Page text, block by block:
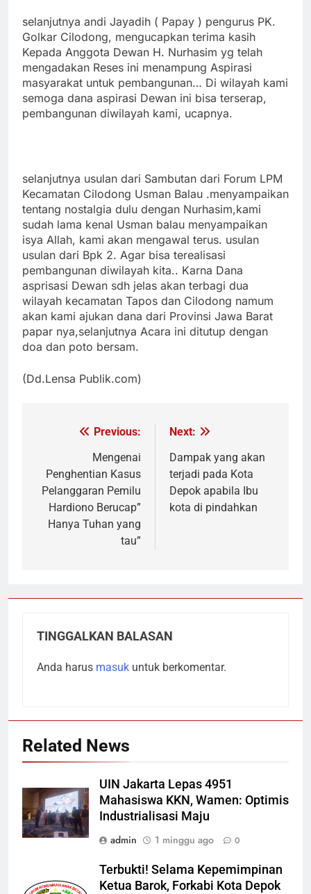
selanjutnya andi Jayadih ( Papay ) pengurus PK.
Golkar Cilodong, mengucapkan terima kasih
Kepada Anggota Dewan H. Nurhasim yg telah
mengadakan Reses ini menampung Aspirasi
masyarakat untuk pembangunan… Di wilayah kami
semoga dana aspirasi Dewan ini bisa terserap,
pembangunan diwilayah kami, ucapnya.
selanjutnya usulan dari Sambutan dari Forum LPM
Kecamatan Cilodong Usman Balau .menyampaikan
tentang nostalgia dulu dengan Nurhasim,kami
sudah lama kenal Usman balau menyampaikan
isya Allah, kami akan mengawal terus. usulan
usulan dari Bpk 2. Agar bisa terealisasi
pembangunan diwilayah kita.. Karna Dana
asprisasi Dewan sdh jelas akan terbagi dua
wilayah kecamatan Tapos dan Cilodong namum
akan kami ajukan dana dari Provinsi Jawa Barat
papar nya,selanjutnya Acara ini ditutup dengan
doa dan poto bersam.
(Dd.Lensa Publik.com)
NavigasiPrevious:
Mengenai
Penghentian Kasus
Pelanggaran Pemilu
Hardiono Berucap”
Hanya Tuhan yang
tau”
Next:
Dampak yang akan
terjadi pada Kota
Depok apabila Ibu
kota di pindahkan
TINGGALKAN BALASAN
Anda harus masuk untuk berkomentar.
Related News
UIN Jakarta Lepas 4951
Mahasiswa KKN, Wamen: Optimis
Industrialisasi Maju
admin
1 minggu ago 0
Terbukti! Selama Kepemimpinan
Ketua Barok, Forkabi Kota Depok